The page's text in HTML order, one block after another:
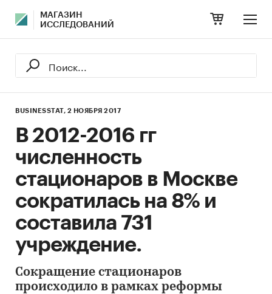
МАГАЗИН
ИССЛЕДОВАНИЙ
BUSINESSTAT, 2 НОЯБРЯ 2017
В 2012-2016 гг
численность
стационаров в Москве
сократилась на 8% и
составила 731
учреждение.
Сокращение стационаров
происходило в рамках реформы